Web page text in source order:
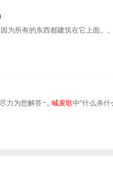
为所有的东西都建筑在它上面。
力为您解答~,,喊麦歌中“什么杀什